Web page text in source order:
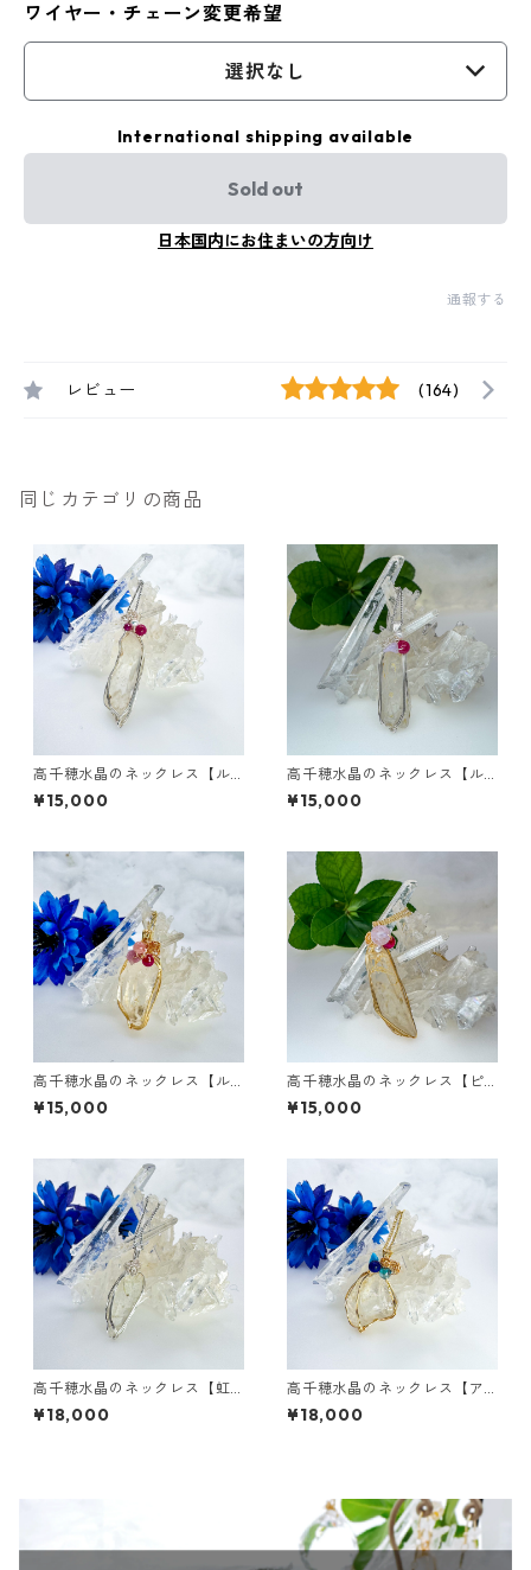
ワイヤー・チェーン変更希望
選択なし
International shipping available
Sold out
日本国内にお住まいの方向け
通報する
レビュー (164)
同じカテゴリの商品
高千穂水晶のネックレス【ル
ビー/淡水パール】
¥15,000
高千穂水晶のネックレス【ル
ビー/ラベンダーアメジスト/淡
水パール】
¥15,000
高千穂水晶のネックレス【ル
ビー/インカローズ/ピンクトル
マリンサザレ】
¥15,000
高千穂水晶のネックレス【ピ
ンクタイガーアイ/ラベンダー
アメジスト/淡水パール】
¥15,000
高千穂水晶のネックレス【虹
入り・裏面草入り水晶】
¥18,000
高千穂水晶のネックレス【ア
クアオーラ/ラピスラズリ/ター
コイズ】
¥18,000